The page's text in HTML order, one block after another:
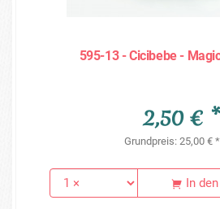
595-13 - Cicibebe -
2,50 € *
Grundpreis: 25,00 €
In